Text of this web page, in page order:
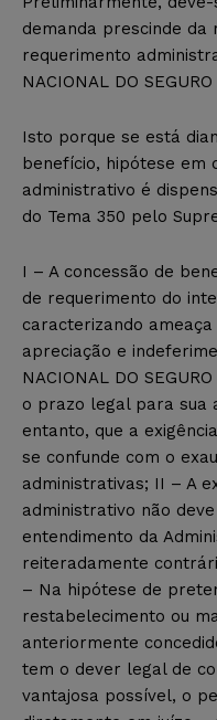
demanda prescinde da
requerimento
NACIONAL DO
Isto porque se está
benefício, hipótese em
administrativo é
do Tema 350 pelo
I – A concessão de
de requerimento do
caracterizando
apreciação e
NACIONAL DO
o prazo legal para sua
entanto, que a
se confunde com o
administrativas; II – A
administrativo não
entendimento da
reiteradamente
– Na hipótese de
restabelecimento ou
anteriormente
tem o dever legal de
vantajosa possível, o